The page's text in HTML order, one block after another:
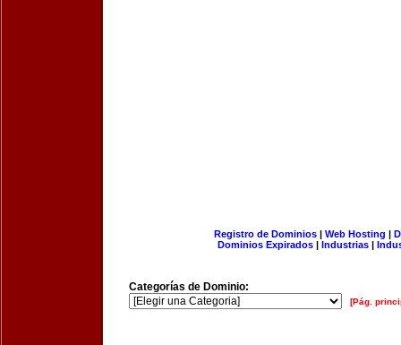
Registro de Dominios| Web Hosting |
Dominios Expirados | Industrias |
Categorías de Dominio:
[Pág.